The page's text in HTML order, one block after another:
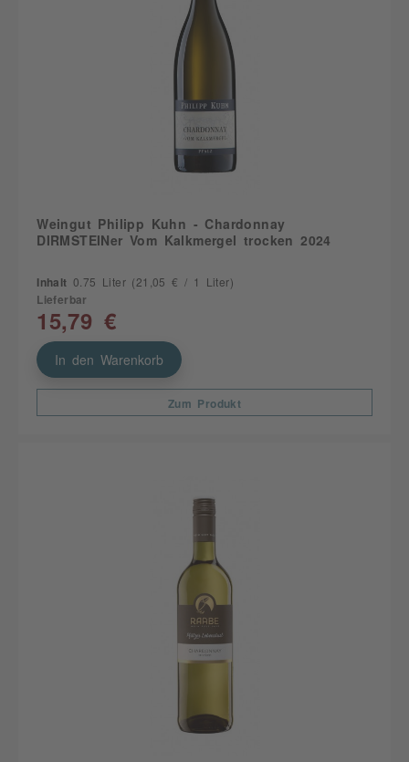
Weingut Philipp Kuhn - Chardonnay
DIRMSTEINer Vom Kalkmergel trocken 2024
Inhalt 0.75 Liter (21,05 € / 1 Liter)
Lieferbar
15,79 €
In den Warenkorb
Zum Produkt